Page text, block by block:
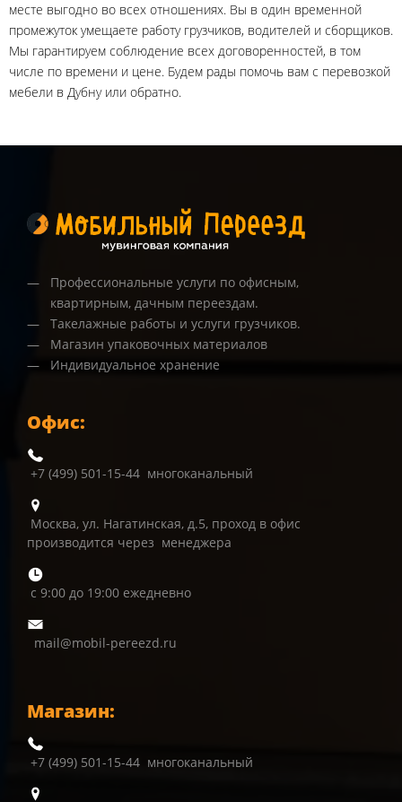
месте выгодно во всех отношениях. Вы в один временной
промежуток умещаете работу грузчиков, водителей и сборщиков.
Мы гарантируем соблюдение всех договоренностей, в том
числе по времени и цене. Будем рады помочь вам с перевозкой
мебели в Дубну или обратно.
Профессиональные услуги по офисным,
квартирным, дачным переездам.
Такелажные работы и услуги грузчиков.
Магазин упаковочных материалов
Индивидуальное хранение
Офис:
+7 (499) 501-15-44 многоканальный
Москва, ул. Нагатинская, д.5, проход в офис
производится через менеджера
с 9:00 до 19:00 ежедневно
mail@mobil-pereezd.ru
Магазин:
+7 (499) 501-15-44 многоканальный